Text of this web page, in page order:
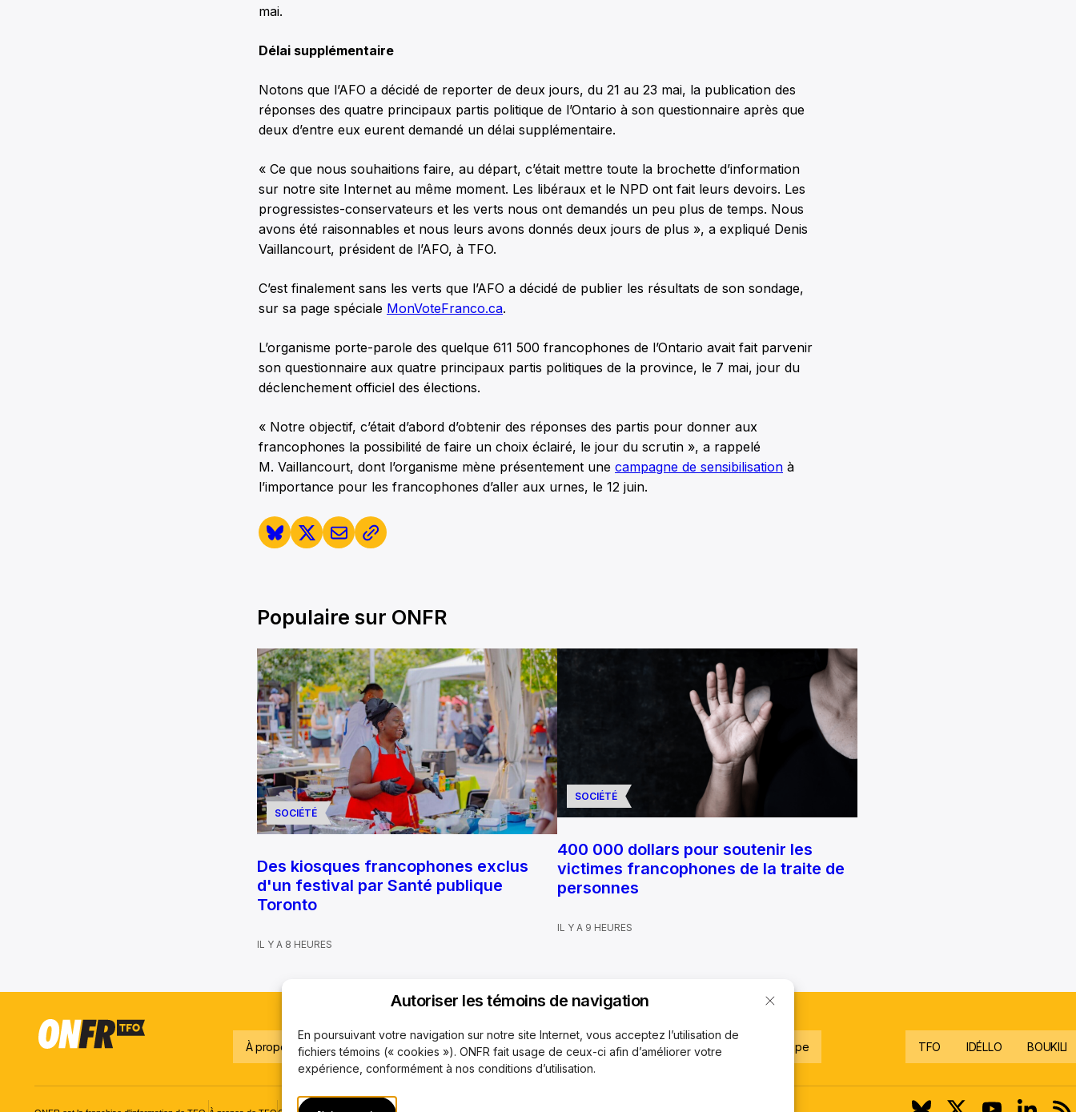
Autoriser les témoins de navigation
En poursuivant votre navigation sur notre site Internet, vous acceptez l’utilisation de
fichiers témoins (« cookies »). ONFR fait usage de ceux-ci afin d’améliorer votre
expérience, conformément à nos conditions d’utilisation.
mai.
Délai supplémentaire
Notons que l’AFO a décidé de reporter de deux jours, du 21 au 23 mai, la publication des
réponses des quatre principaux partis politique de l’Ontario à son questionnaire après que
deux d’entre eux eurent demandé un délai supplémentaire.
« Ce que nous souhaitions faire, au départ, c’était mettre toute la brochette d’information
sur notre site Internet au même moment. Les libéraux et le NPD ont fait leurs devoirs. Les
progressistes-conservateurs et les verts nous ont demandés un peu plus de temps. Nous
avons été raisonnables et nous leurs avons donnés deux jours de plus », a expliqué Denis
Vaillancourt, président de l’AFO, à TFO.
C’est finalement sans les verts que l’AFO a décidé de publier les résultats de son sondage,
sur sa page spéciale MonVoteFranco.ca.
L’organisme porte-parole des quelque 611 500 francophones de l’Ontario avait fait parvenir
son questionnaire aux quatre principaux partis politiques de la province, le 7 mai, jour du
déclenchement officiel des élections.
« Notre objectif, c’était d’abord d’obtenir des réponses des partis pour donner aux
francophones la possibilité de faire un choix éclairé, le jour du scrutin », a rappelé
M. Vaillancourt, dont l’organisme mène présentement une campagne de sensibilisation à
l’importance pour les francophones d’aller aux urnes, le 12 juin.
Populaire sur ONFR
SOCIÉTÉ
Des kiosques francophones exclus
d'un festival par Santé publique
Toronto
IL Y A 8 HEURES
SOCIÉTÉ
400 000 dollars pour soutenir les
victimes francophones de la traite de
personnes
IL Y A 9 HEURES
À propos Notre équipe Mécanisme de plaintes Code de déontologie Rejoignez notre équipe TFO IDÉLLO BOUKILI